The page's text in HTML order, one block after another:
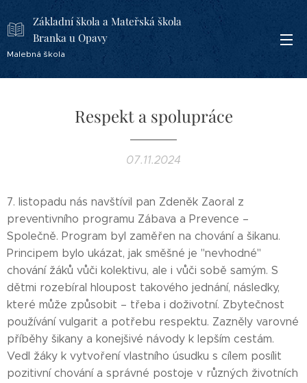
Základní škola a Mateřská škola
Branka u Opavy
Malebná škola
Respekt a spolupráce
07.11.2024
7. listopadu nás navštívil pan Zdeněk Zaoral z
preventivního programu Zábava a Prevence –
Společně. Program byl zaměřen na chování a šikanu.
Principem bylo ukázat, jak směšné je "nevhodné"
chování žáků vůči kolektivu, ale i vůči sobě samým. S
dětmi rozebíral hloupost takového jednání, následky,
které může způsobit – třeba i doživotní. Zbytečnost
používání vulgarit a potřebu respektu. Zazněly varovné
příběhy šikany a konejšivé návody k lepším cestám.
Vedl žáky k vytvoření vlastního úsudku s cílem posílit
pozitivní chování a správné postoje v různých životních